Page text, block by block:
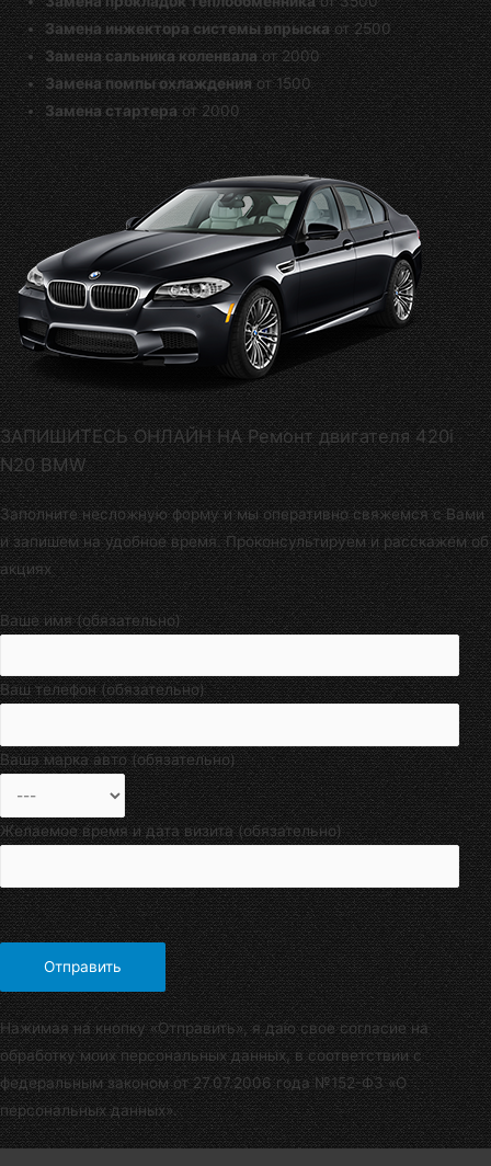
Замена инжектора системы впрыскаот 2500
Замена сальника коленвалаот 2000
Замена помпы охлажденияот 1500
Замена стартераот 2000
ЗАПИШИТЕСЬ ОНЛАЙН НА Ремонт двигателя 420i
N20 BMW
Заполните несложную форму и мы оперативно свяжемся с Вами
и запишем на удобное время. Проконсультируем и расскажем об
акциях
Ваше имя (обязательно)
Ваш телефон (обязательно)
Ваша марка авто (обязательно)
Желаемое время и дата визита (обязательно)
Нажимая на кнопку «Отправить», я даю свое согласие на
обработку моих персональных данных, в соответствии с
федеральным законом от 27.07.2006 года №152-Ф3 «О
персональных данных».